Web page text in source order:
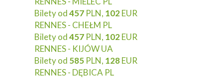
Bilety od457 PLN, 102EUR
RENNES - CHEŁM PL
Bilety od457 PLN, 102EUR
RENNES - KIJÓW UA
Bilety od 585 PLN, 128EUR
RENNES - DĘBICA PL